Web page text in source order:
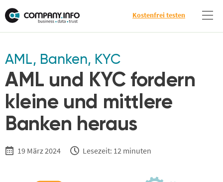
Kostenfrei testen
AML, Banken, KYC
AML und KYC fordern
kleine und mittlere
Banken heraus
19 März 2024 Lesezeit: 12 minuten